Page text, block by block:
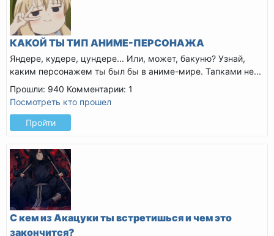
КАКОЙ ТЫ ТИП АНИМЕ-ПЕРСОНАЖА
Яндере, кудере, цундере... Или, может, бакуню? Узнай,
каким персонажем ты был бы в аниме-мире. Тапками не...
Прошли: 940 Комментарии: 1
Посмотреть кто прошел
Пройти
С кем из Акацуки ты встретишься и чем это
закончится?